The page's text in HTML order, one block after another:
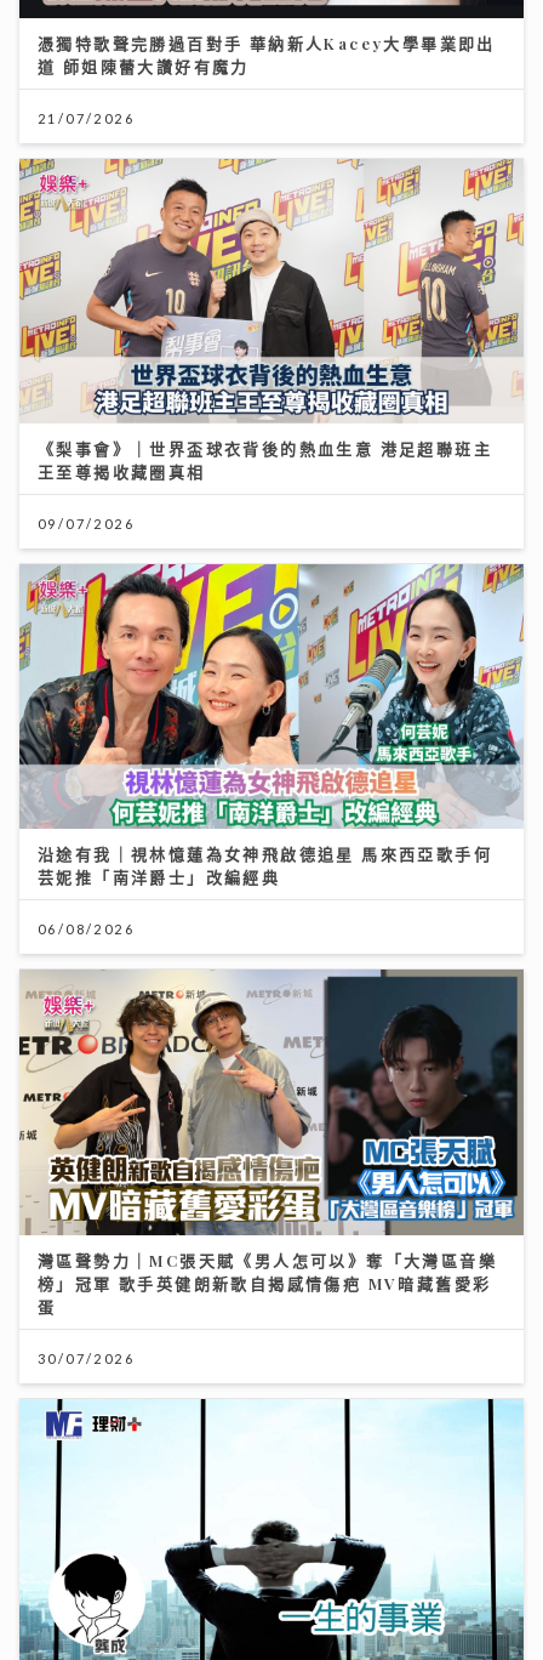
憑獨特歌聲完勝過百對手 華納新人Kacey大學畢業即出
道 師姐陳蕾大讚好有魔力
21/07/2026
《梨事會》｜世界盃球衣背後的熱血生意 港足超聯班主
王至尊揭收藏圈真相
09/07/2026
沿途有我｜視林憶蓮為女神飛啟德追星 馬來西亞歌手何
芸妮推「南洋爵士」改編經典
06/08/2026
灣區聲勢力｜MC張天賦《男人怎可以》奪「大灣區音樂
榜」冠軍 歌手英健朗新歌自揭感情傷疤 MV暗藏舊愛彩
蛋
30/07/2026